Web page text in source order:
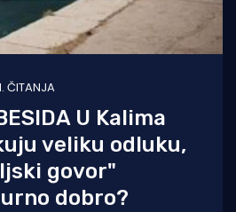
ČITANJA
U Kalima
veliku odluku,
govor"
dobro?